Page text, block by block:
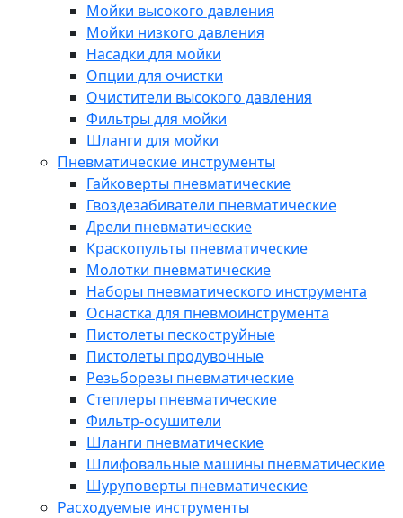
Мойки высокого давления
Мойки низкого давления
Насадки для мойки
Опции для очистки
Очистители высокого давления
Фильтры для мойки
Шланги для мойки
Пневматические инструменты
Гайковерты пневматические
Гвоздезабиватели пневматические
Дрели пневматические
Краскопульты пневматические
Молотки пневматические
Наборы пневматического инструмента
Оснастка для пневмоинструмента
Пистолеты пескоструйные
Пистолеты продувочные
Резьборезы пневматические
Степлеры пневматические
Фильтр-осушители
Шланги пневматические
Шлифовальные машины пневматические
Шуруповерты пневматические
Расходуемые инструменты